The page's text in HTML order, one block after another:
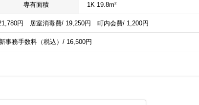
専有面積 1K 19.8m²
円 居室消毒費/ 19,250円 町内会費/ 1,200円
務手数料（税込）/ 16,500円